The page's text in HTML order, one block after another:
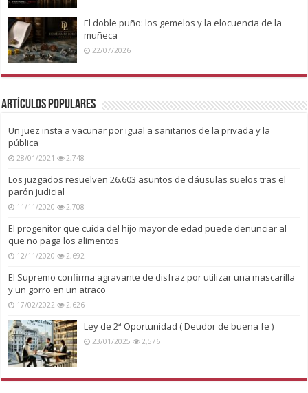
El doble puño: los gemelos y la elocuencia de la
muñeca
22/07/2026
Artículos Populares
Un juez insta a vacunar por igual a sanitarios de la privada y la
pública
28/01/2021 2,748
Los juzgados resuelven 26.603 asuntos de cláusulas suelos tras el
parón judicial
11/11/2020 2,708
El progenitor que cuida del hijo mayor de edad puede denunciar al
que no paga los alimentos
12/11/2020 2,692
El Supremo confirma agravante de disfraz por utilizar una mascarilla
y un gorro en un atraco
17/02/2022 2,626
Ley de 2ª Oportunidad ( Deudor de buena fe )
23/01/2025 2,576